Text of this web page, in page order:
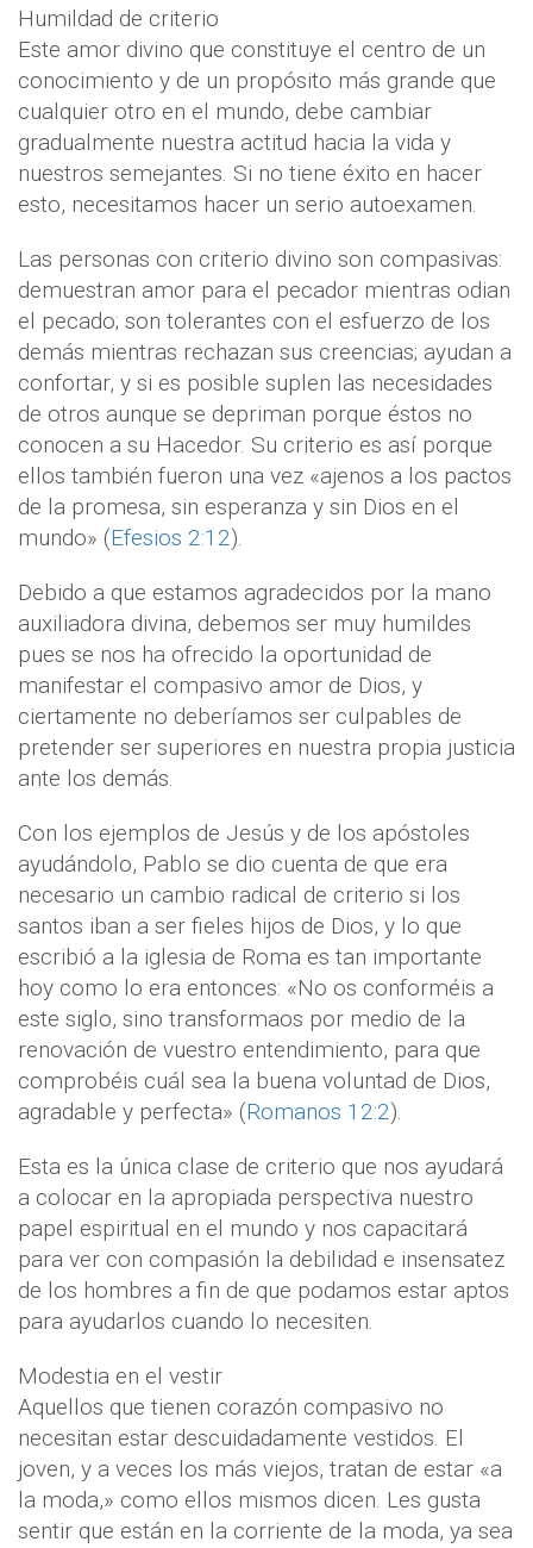
Humildad de criterio
Este amor divino que constituye el centro de un
conocimiento y de un propósito más grande que
cualquier otro en el mundo, debe cambiar
gradualmente nuestra actitud hacia la vida y
nuestros semejantes. Si no tiene éxito en hacer
esto, necesitamos hacer un serio autoexamen.
Las personas con criterio divino son compasivas:
demuestran amor para el pecador mientras odian
el pecado; son tolerantes con el esfuerzo de los
demás mientras rechazan sus creencias; ayudan a
confortar, y si es posible suplen las necesidades
de otros aunque se depriman porque éstos no
conocen a su Hacedor. Su criterio es así porque
ellos también fueron una vez «ajenos a los pactos
de la promesa, sin esperanza y sin Dios en el
mundo» (Efesios 2:12).
Debido a que estamos agradecidos por la mano
auxiliadora divina, debemos ser muy humildes
pues se nos ha ofrecido la oportunidad de
manifestar el compasivo amor de Dios, y
ciertamente no deberíamos ser culpables de
pretender ser superiores en nuestra propia justicia
ante los demás.
Con los ejemplos de Jesús y de los apóstoles
ayudándolo, Pablo se dio cuenta de que era
necesario un cambio radical de criterio si los
santos iban a ser fieles hijos de Dios, y lo que
escribió a la iglesia de Roma es tan importante
hoy como lo era entonces: «No os conforméis a
este siglo, sino transformaos por medio de la
renovación de vuestro entendimiento, para que
comprobéis cuál sea la buena voluntad de Dios,
agradable y perfecta» (Romanos 12:2).
Esta es la única clase de criterio que nos ayudará
a colocar en la apropiada perspectiva nuestro
papel espiritual en el mundo y nos capacitará
para ver con compasión la debilidad e insensatez
de los hombres a fin de que podamos estar aptos
para ayudarlos cuando lo necesiten.
Modestia en el vestir
Aquellos que tienen corazón compasivo no
necesitan estar descuidadamente vestidos. El
joven, y a veces los más viejos, tratan de estar «a
la moda,» como ellos mismos dicen. Les gusta
sentir que están en la corriente de la moda, ya sea